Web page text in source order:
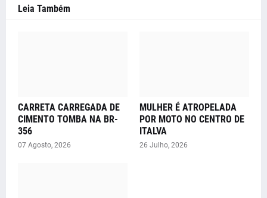
Leia Também
CARRETA CARREGADA DE
CIMENTO TOMBA NA BR-
356
07 Agosto, 2026
MULHER É ATROPELADA
POR MOTO NO CENTRO DE
ITALVA
26 Julho, 2026